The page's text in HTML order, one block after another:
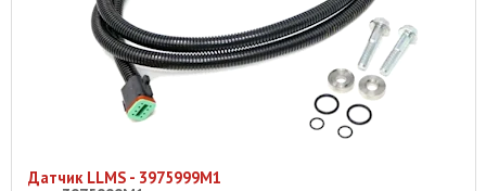
Датчик LLMS - 3975999M1